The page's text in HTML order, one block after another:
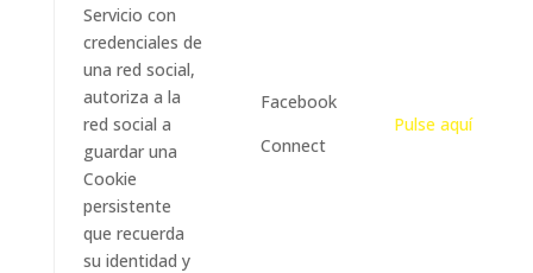
Servicio con
credenciales de
una red social,
autoriza a la
red social a
guardar una
Cookie
persistente
que recuerda
su identidad y
Facebook
Connect
Pulse aquí